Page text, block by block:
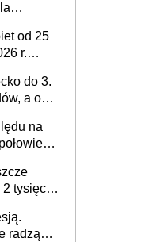
od 25
r.
do 3.
a od
w
na
2 tysięcy
radzą